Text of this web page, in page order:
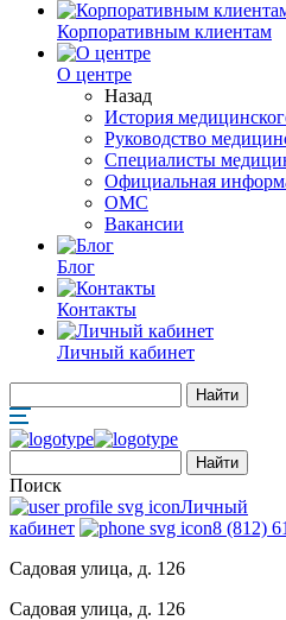
Корпоративным клиентам
О центре
Назад
История
Руководство
Специалисты
Официальная
ОМС
Вакансии
Блог
Контакты
Личный кабинет
Поиск
Личный
кабинет
8 (812)
Садовая улица, д. 126
Садовая улица, д. 126